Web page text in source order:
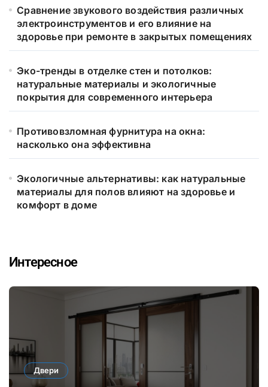
Сравнение звукового воздействия различных
электроинструментов и его влияние на
здоровье при ремонте в закрытых помещениях
Эко-тренды в отделке стен и потолков:
натуральные материалы и экологичные
покрытия для современного интерьера
Противовзломная фурнитура на окна:
насколько она эффективна
Экологичные альтернативы: как натуральные
материалы для полов влияют на здоровье и
комфорт в доме
Интересное
Двери